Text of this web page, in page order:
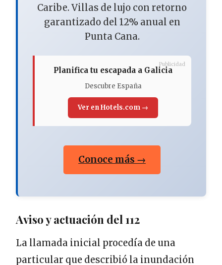
Caribe. Villas de lujo con retorno
garantizado del 12% anual en
Punta Cana.
Planifica tu escapada a Galicia
Descubre España
Ver en Hotels.com →
Publicidad
Conoce más →
Aviso y actuación del 112
La llamada inicial procedía de una
particular que describió la inundación